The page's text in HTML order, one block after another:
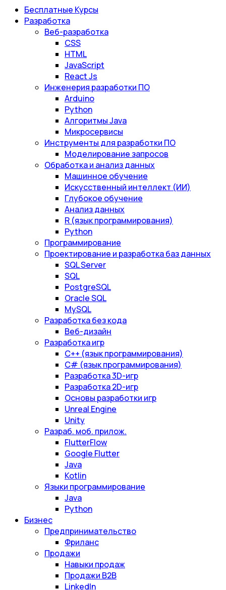
Бесплатные Курсы
Разработка
Веб-разработка
CSS
HTML
JavaScript
React Js
Инженерия разработки ПО
Arduino
Python
Алгоритмы Java
Микросервисы
Инструменты для разработки ПО
Моделирование запросов
Обработка и анализ данных
Машинное обучение
Искусственный интеллект (ИИ)
Глубокое обучение
Анализ данных
R (язык программирования)
Python
Программирование
Проектирование и разработка баз данных
SQL Server
SQL
PostgreSQL
Oracle SQL
MySQL
Разработка без кода
Веб-дизайн
Разработка игр
С++ (язык программирования)
С# (язык программирования)
Разработка 3D-игр
Разработка 2D-игр
Основы разработки игр
Unreal Engine
Unity
Разраб. моб. прилож.
FlutterFlow
Google Flutter
Java
Kotlin
Языки программирование
Java
Python
Бизнес
Предпринимательство
Фриланс
Продажи
Навыки продаж
Продажи B2B
LinkedIn